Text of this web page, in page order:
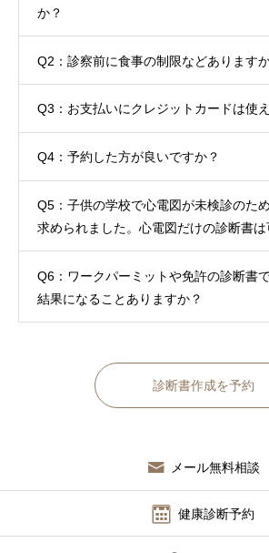
か？
Q2：診察前に食事の制限などあります
Q3：お支払いにクレジットカードは使
Q4：予約した方が良いですか？
Q5：子供の学校で心電図が未検診のた
求められました。心電図だけの診断書は
Q6：ワークパーミットや免許の診断書
結果になることありますか？
診断書作成を予約
メール無料相談
健康診断予約